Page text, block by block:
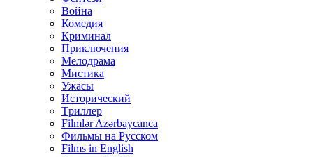
Война
Комедия
Криминал
Приключения
Мелодрама
Мистика
Ужасы
Исторический
Tриллер
Filmlər Azərbaycanca
Фильмы на Русском
Films in English